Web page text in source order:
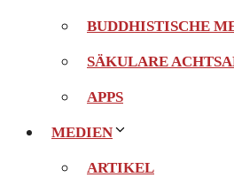
BUDDHISTISCHE
SÄKULARE
APPS
MEDIEN
ARTIKEL